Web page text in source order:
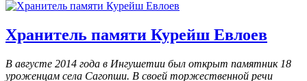
Хранитель памяти Курейш Евлоев
В августе 2014 года в Ингушетии был открыт памятник 18
уроженцам села Сагопши. В своей торжественной речи